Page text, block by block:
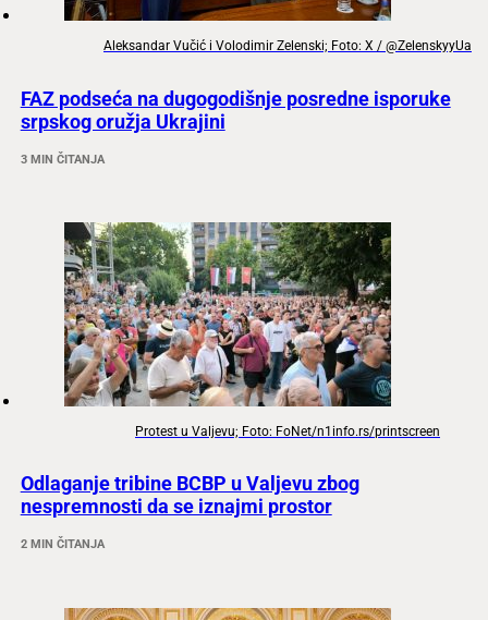
Aleksandar Vučić i Volodimir Zelenski; Foto: X / @ZelenskyyUa
FAZ podseća na dugogodišnje posredne isporuke
srpskog oružja Ukrajini
3 MIN ČITANJA
Protest u Valjevu; Foto: FoNet/n1info.rs/printscreen
Odlaganje tribine BCBP u Valjevu zbog
nespremnosti da se iznajmi prostor
2 MIN ČITANJA